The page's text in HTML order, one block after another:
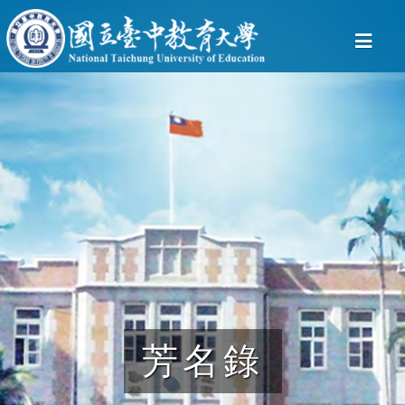
芳名錄
芳名錄
芳名錄